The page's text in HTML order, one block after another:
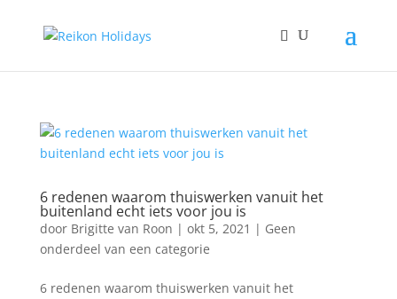
6 redenen waarom thuiswerken vanuit het
buitenland echt iets voor jou is
door Brigitte van Roon | okt 5, 2021 | Geen
onderdeel van een categorie
6 redenen waarom thuiswerken vanuit het